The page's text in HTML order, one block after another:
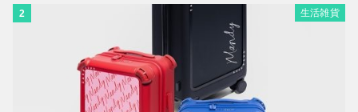
2 生活雑貨